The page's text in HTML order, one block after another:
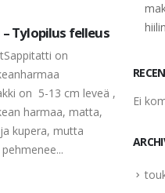
Tylopilus felleus
on
on 5-13 cm leveä ,
harmaa, matta,
kupera, mutta
huhti
Ei